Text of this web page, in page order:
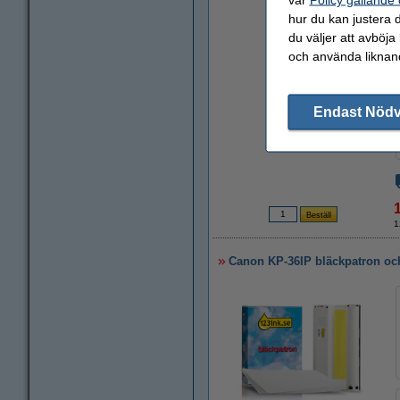
Canon KP-36IP bläckpatron
hur du kan justera
du väljer att avböja
och använda
Endast